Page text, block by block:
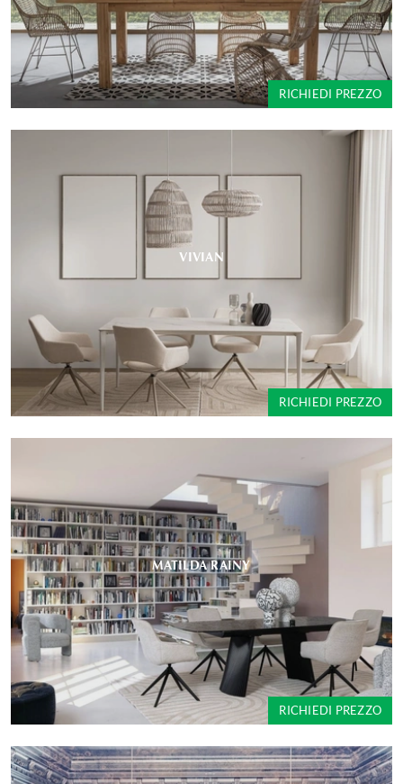
RICHIEDI PREZZO
VIVIAN
RICHIEDI PREZZO
MATILDA RAINY
RICHIEDI PREZZO